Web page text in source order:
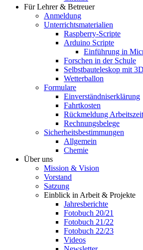
Für Lehrer & Betreuer
Anmeldung
Unterrichtsmaterialien
Raspberry-Scripte
Arduino Scripte
Einführung in
Forschen in der Schule
Selbstbauteleskop mit
Wetterballon
Formulare
Einverständniserklärung
Fahrtkosten
Rückmeldung Arbeitszeit
Rechnungsbelege
Sicherheitsbestimmungen
Allgemein
Chemie
Über uns
Mission & Vision
Vorstand
Satzung
Einblick in Arbeit & Projekte
Jahresberichte
Fotobuch 20/21
Fotobuch 21/22
Fotobuch 22/23
Videos